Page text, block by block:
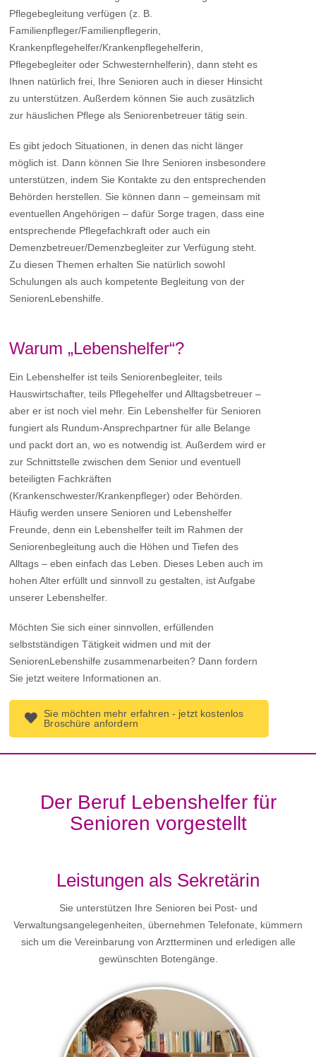
Pflegebegleitung verfügen (z. B.
Familienpfleger/Familienpflegerin,
Krankenpflegehelfer/Krankenpflegehelferin,
Pflegebegleiter oder Schwesternhelferin), dann steht es
Ihnen natürlich frei, Ihre Senioren auch in dieser Hinsicht
zu unterstützen. Außerdem können Sie auch zusätzlich
zur häuslichen Pflege als Seniorenbetreuer tätig sein.
Es gibt jedoch Situationen, in denen das nicht länger
möglich ist. Dann können Sie Ihre Senioren insbesondere
unterstützen, indem Sie Kontakte zu den entsprechenden
Behörden herstellen. Sie können dann – gemeinsam mit
eventuellen Angehörigen – dafür Sorge tragen, dass eine
entsprechende Pflegefachkraft oder auch ein
Demenzbetreuer/Demenzbegleiter zur Verfügung steht.
Zu diesen Themen erhalten Sie natürlich sowohl
Schulungen als auch kompetente Begleitung von der
SeniorenLebenshilfe.
Warum „Lebenshelfer“?
Ein Lebenshelfer ist teils Seniorenbegleiter, teils
Hauswirtschafter, teils Pflegehelfer und Alltagsbetreuer –
aber er ist noch viel mehr. Ein Lebenshelfer für Senioren
fungiert als Rundum-Ansprechpartner für alle Belange
und packt dort an, wo es notwendig ist. Außerdem wird er
zur Schnittstelle zwischen dem Senior und eventuell
beteiligten Fachkräften
(Krankenschwester/Krankenpfleger) oder Behörden.
Häufig werden unsere Senioren und Lebenshelfer
Freunde, denn ein Lebenshelfer teilt im Rahmen der
Seniorenbegleitung auch die Höhen und Tiefen des
Alltags – eben einfach das Leben. Dieses Leben auch im
hohen Alter erfüllt und sinnvoll zu gestalten, ist Aufgabe
unserer Lebenshelfer.
Möchten Sie sich einer sinnvollen, erfüllenden
selbstständigen Tätigkeit widmen und mit der
SeniorenLebenshilfe zusammenarbeiten? Dann fordern
Sie jetzt weitere Informationen an.
Sie möchten mehr erfahren - jetzt kostenlos
Broschüre anfordern
Der Beruf Lebenshelfer für
Senioren vorgestellt
Leistungen als Sekretärin
Sie unterstützen Ihre Senioren bei Post- und
Verwaltungsangelegenheiten, übernehmen Telefonate, kümmern
sich um die Vereinbarung von Arztterminen und erledigen alle
gewünschten Botengänge.